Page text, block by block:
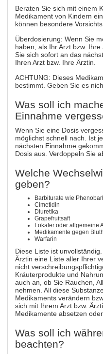
Beraten Sie sich mit einem
Medikament von Kindern
können besondere
Überdosierung: Wenn Sie
haben, als Ihr Arzt bzw.
Sie sich sofort an das
Ihren Arzt bzw. Ihre Ärztin.
ACHTUNG: Dieses
bestimmt. Geben Sie es
Was soll ich
Einnahme
Wenn Sie eine Dosis
möglichst schnell nach. Ist
nächsten Einnahme
Dosis aus. Verdoppeln Sie
Welche
geben?
Barbiturate wie
Cimetidin
Diuretika
Grapefruitsaft
Lokaler oder allgemeine
Medikamente gegen
Warfarin
Diese Liste ist
Ärztin eine Liste aller Ihrer
nicht
Kräuterprodukte und
auch an, ob Sie Rauchen,
nehmen. All diese
Medikaments verändern
sich mit Ihrem Arzt bzw.
Medikamente absetzen
Was soll ich
beachten?